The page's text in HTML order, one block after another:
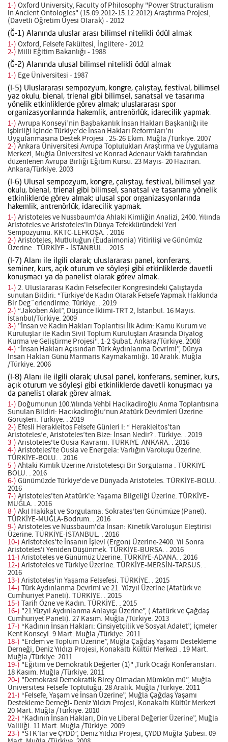
1-) Oxford University, Faculty of Philosophy "Power Structuralism
in Ancient Ontologies" (15.09.2012-15.12.2012) Araştırma Projesi,
(Davetli Öğretim Üyesi Olarak) - 2012
(Ğ-1) Alanında uluslar arası bilimsel nitelikli ödül almak
1-) Oxford, Felsefe Fakültesi, İngiltere - 2012
2-) Milli Eğitim Bakanlığı - 1988
(Ğ-2) Alanında ulusal bilimsel nitelikli ödül almak
1-) Ege Üniversitesi - 1987
(I-5) Uluslararası sempozyum, kongre, çalıştay, festival, bilimsel
yaz okulu, bienal, trienal gibi bilimsel, sanatsal ve tasarıma
yönelik etkinliklerde görev almak; uluslararası spor
organizasyonlarında hakemlik, antrenörlük, idarecilik yapmak.
1-) Avrupa Konseyi’nin Başbakanlık İnsan Hakları Başkanlığı ile
işbirliği içinde Türkiye’de İnsan Hakları Reformları’nı
Uygulanmasına Destek Projesi . 25-26 Ekim. Muğla /Türkiye. 2007
2-) Ankara Üniversitesi Avrupa Toplulukları Araştırma ve Uygulama
Merkezi, Muğla Üniversitesi ve Konrad Adenaur Vakfı tarafından
düzenlenen Avrupa Birliği Eğitim Kursu. 23 Mayıs- 20 Haziran.
Ankara/Türkiye. 2003
(I-6) Ulusal sempozyum, kongre, çalıştay, festival, bilimsel yaz
okulu, bienal, trienal gibi bilimsel, sanatsal ve tasarıma yönelik
etkinliklerde görev almak; ulusal spor organizasyonlarında
hakemlik, antrenörlük, idarecilik yapmak.
1-) Aristoteles ve Nussbaum'da Ahlaki Kimliğin Analizi, 2400. Yılında
Aristoteles ve Aristoteles'in Dünya Tefekküründeki Yeri
Sempozyumu. KKTC-LEFKOŞA. . 2016
2-) Aristoteles, Mutluluğun (Eudaimonia) Yitirilişi ve Günümüz
Üzerine . TÜRKİYE - İSTANBUL. . 2015
(I-7) Alanı ile ilgili olarak; uluslararası panel, konferans,
seminer, kurs, açık oturum ve söyleşi gibi etkinliklerde davetli
konuşmacı ya da panelist olarak görev almak.
1-) 2. Uluslararası Kadın Felsefeciler Kongresindeki Çalıştayda
sunulan Bildiri: “Türkiye’de Kadın Olarak Felsefe Yapmak Hakkında
Bir Degˆerlendirme. Türkiye. . 2019
2-) “Jakoben Akıl”, Düşünce İklimi-TRT 2, İstanbul. 16 Mayıs.
İstanbul/Türkiye. 2009
3-) "İnsan ve Kadın Hakları Toplantısı İlk Adım: Kamu Kurum ve
Kuruluşlar ile Kadın Sivil Toplum Kuruluşları Arasında Diyalog
Kurma ve Geliştirme Projesi". 1-2 Şubat. Ankara/Türkiye. 2008
4-) “İnsan Hakları Açısından Türk Aydınlanma Devrimi”, Dünya
İnsan Hakları Günü Marmaris Kaymakamlığı. 10 Aralık. Muğla
/Türkiye. 2006
(I-8) Alanı ile ilgili olarak; ulusal panel, konferans, seminer, kurs,
açık oturum ve söyleşi gibi etkinliklerde davetli konuşmacı ya
da panelist olarak görev almak.
1-) Doğumunun 100.Yılında Vehbi Hacikadiroğlu Anma Toplantısına
Sunulan Bildiri: Hacıkadiroğlu’nun Atatürk Devrimleri Üzerine
Görüşleri. Türkiye. . 2019
2-) Efesli Herakleitos Felsefe Günleri I: “ Herakleitos’tan
Aristoteles’e, Aristoteles’ten Bize: İnsan Nedir? . Türkiye. . 2019
3-) Aristoteles'te Ousia Kavramı. TÜRKİYE-ANKARA. . 2016
4-) Aristoteles'te Ousia ve Energeia: Varlığın Varoluşu Üzerine.
TÜRKİYE-BOLU. . 2016
5-) Ahlaki Kimlik Üzerine Aristotelesçi Bir Sorgulama . TÜRKİYE-
BOLU. . 2016
6-) Günümüzde Türkiye'de ve Dünyada Aristoteles. TÜRKİYE-BOLU. .
2016
7-) Aristoteles'ten Atatürk'e: Yaşama Bilgeliği Üzerine. TÜRKİYE-
MUĞLA. . 2016
8-) Akıl Hakikat ve Sorgulama: Sokrates'ten Günümüze (Panel).
TÜRKİYE-MUĞLA-Bodrum. . 2016
9-) Aristoteles ve Nussbaum'da İnsan: Kinetik Varoluşun Eleştirisi
Üzerine. TÜRKİYE-İSTANBUL. . 2016
10-) Aristoteles'te İnsanın İşlevi (Ergon) Üzerine-2400. Yıl Sonra
Aristoteles'i Yeniden Düşünmek. TÜRKİYE-BURSA. . 2016
11-) Aristoteles ve Günümüz Üzerine. TÜRKİYE-ADANA. . 2016
12-) Aristoteles ve Türkiye Üzerine. TÜRKİYE-MERSİN-TARSUS. .
2016
13-) Aristoteles'in Yaşama Felsefesi. TÜRKİYE. . 2015
14-) Türk Aydınlanma Devrimi ve 21. Yüzyıl Üzerine (Atatürk ve
Cumhuriyet Paneli). TÜRKİYE. . 2015
15-) Tarih Özne ve Kadın. TÜRKİYE. . 2015
16-) "21.Yüzyıl Aydınlanma Anlayışı Üzerine”, ( Atatürk ve Çağdaş
Cumhuriyet Paneli). 27 Kasım. Muğla /Türkiye. 2013
17-) “Kadının İnsan Hakları: Cinsiyetçilik ve Sosyal Adalet”, İçmeler
Kent Konseyi. 9 Mart. Muğla /Türkiye. 2011
18-) “Erdem ve Toplum Üzerine”, Muğla Çağdaş Yaşamı Destekleme
Derneği, Deniz Yıldızı Projesi, Konakaltı Kültür Merkezi . 19 Mart.
Muğla /Türkiye. 2011
19-) "Eğitim ve Demokratik Değerler (1)" ,Türk Ocağı Konferansları.
18 Kasım. Muğla /Türkiye. 2011
20-) "Demokrasi Demokratik Birey Olmadan Mümkün mü”, Muğla
Üniversitesi Felsefe Topluluğu. 28 Aralık. Muğla /Türkiye. 2011
21-) “Felsefe, Yaşam ve İnsan Üzerine”, Muğla Çağdaş Yaşamı
Destekleme Derneği- Deniz Yıldızı Projesi, Konakaltı Kültür Merkezi .
20 Mart. Muğla /Türkiye. 2010
22-) “Kadının İnsan Hakları, Din ve Liberal Değerler Üzerine”, Muğla
Valiliği. 11 Mart. Muğla /Türkiye. 2009
23-) “STK’lar ve ÇYDD”, Deniz Yıldızı Projesi, ÇYDD Muğla Şubesi. 09